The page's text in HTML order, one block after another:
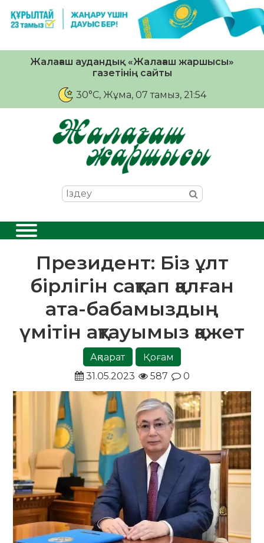
Жалағаш аудандық «Жалағаш жаршысы»
газетінің сайты
30°C, Жұма, 07 тамыз, 21:54
Президент: Біз ұлт
бірлігін сақтап қалған
ата-бабамыздың
үмітін ақтауымыз қажет
Ақпарат
Қоғам
31.05.2023
587 0